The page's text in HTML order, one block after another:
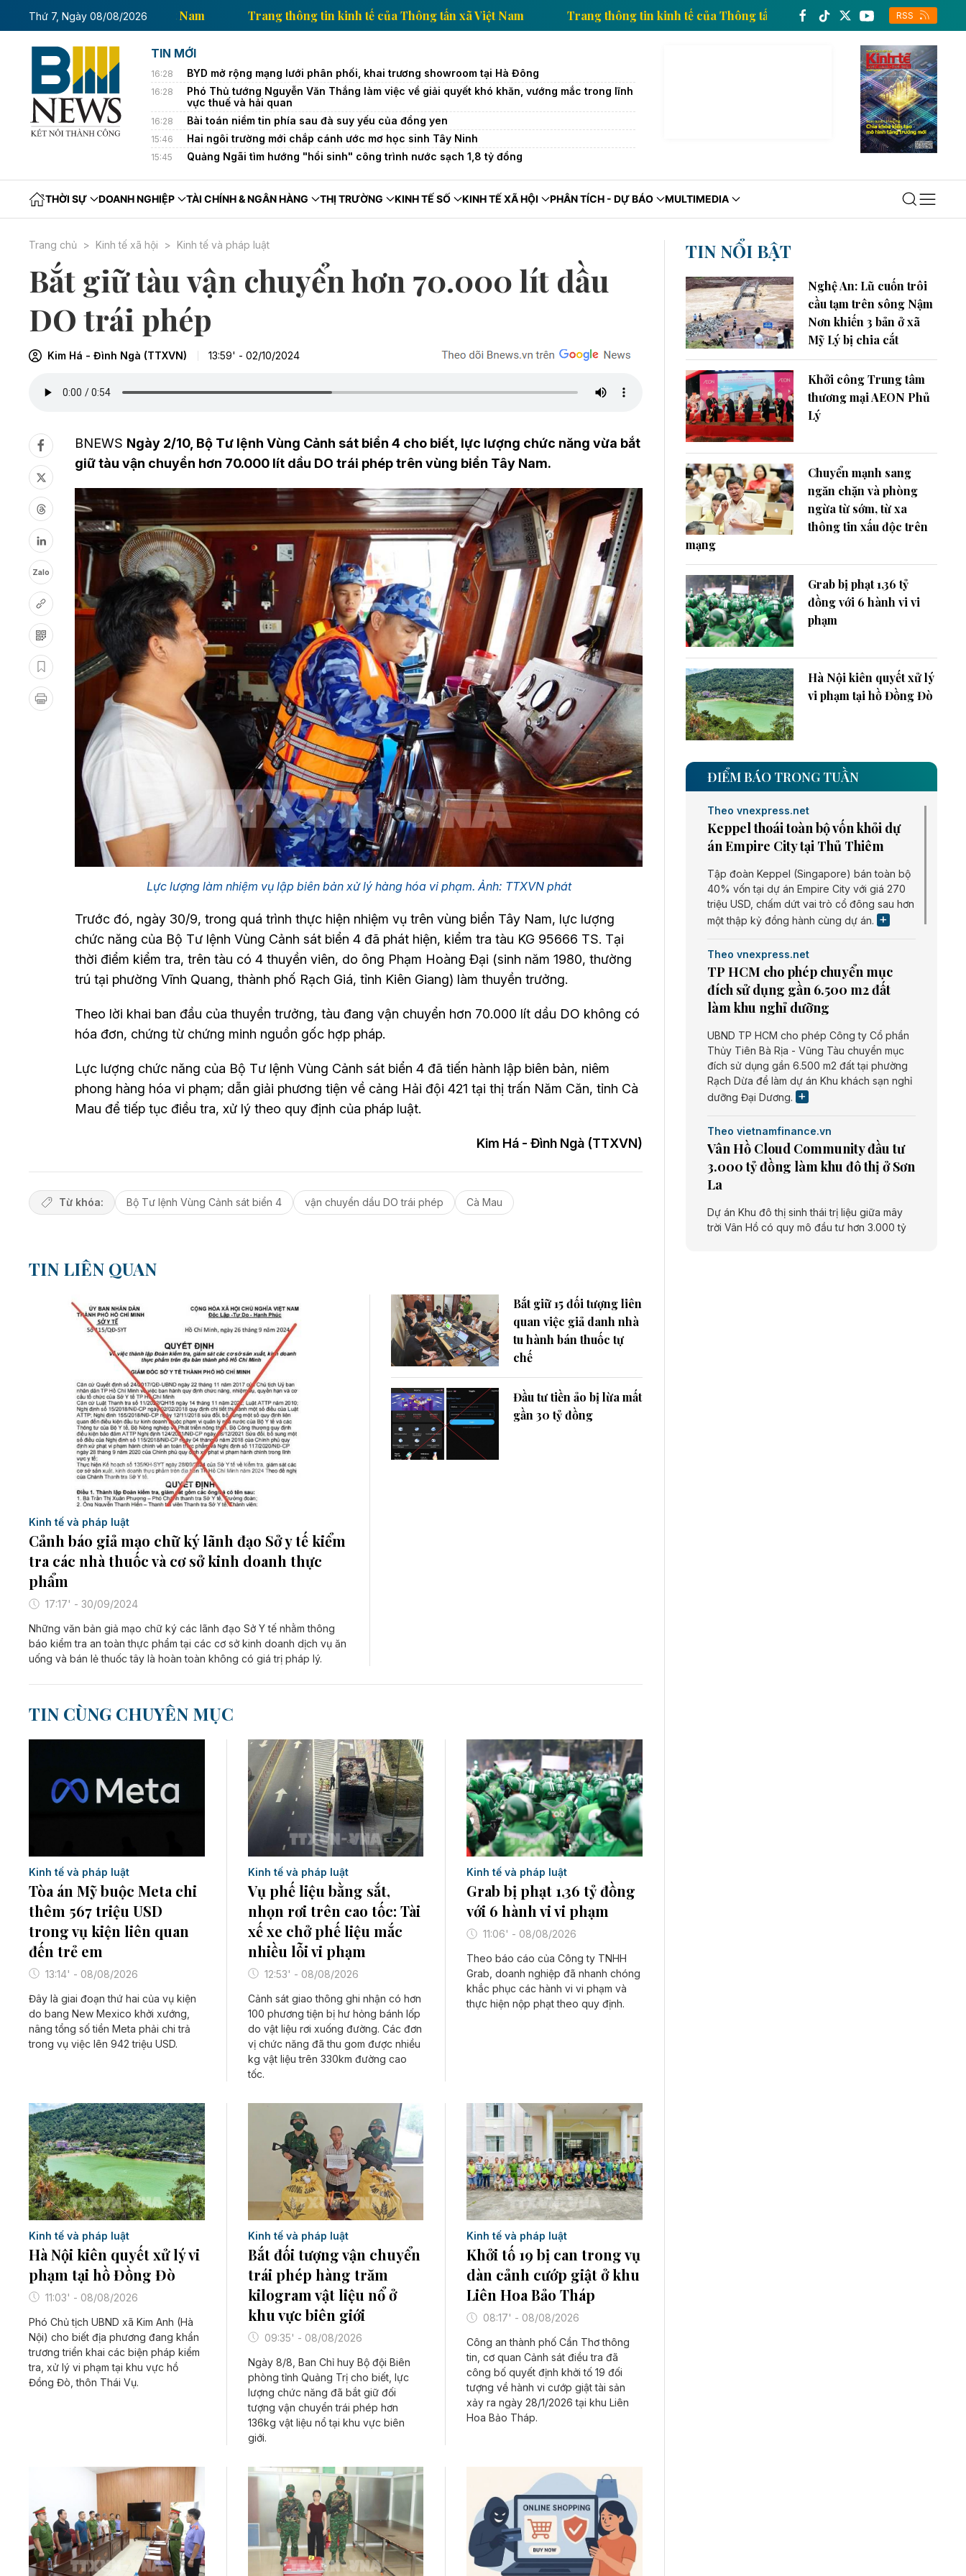
Thứ 7, Ngày 08/08/2026
thông tin kinh tế của Thông tấn xã Việt Nam Trang thông tin kinh tế của Thông tấn xã Việt Nam Trang thông tin kinh tế của Thông tấn xã Việt NamRSS
TIN MỚI
16:28 BYD mở rộng mạng lưới phân phối, khai trương showroom tại Hà Đông
16:28
Phó Thủ tướng Nguyễn Văn Thắng làm việc về giải quyết khó khăn, vướng mắc trong lĩnh
vực thuế và hải quan
16:28 Bài toán niềm tin phía sau đà suy yếu của đồng yen
15:46 Hai ngôi trường mới chắp cánh ước mơ học sinh Tây Ninh
15:45 Quảng Ngãi tìm hướng "hồi sinh" công trình nước sạch 1,8 tỷ đồng
THỜI SỰ DOANH NGHIỆP TÀI CHÍNH & NGÂN HÀNG THỊ TRƯỜNG KINH TẾ SỐ KINH TẾ XÃ HỘI PHÂN TÍCH - DỰ BÁO MULTIMEDIA
Trang chủ Kinh tế xã hội Kinh tế và pháp luật
Bắt giữ tàu vận chuyển hơn 70.000 lít dầu
DO trái phép
Kim Há - Đình Ngà (TTXVN) 13:59' - 02/10/2024
Zalo
BNEWS Ngày 2/10, Bộ Tư lệnh Vùng Cảnh sát biển 4 cho biết, lực lượng chức năng vừa bắt
giữ tàu vận chuyển hơn 70.000 lít dầu DO trái phép trên vùng biển Tây Nam.
Lực lượng làm nhiệm vụ lập biên bản xử lý hàng hóa vi phạm. Ảnh: TTXVN phát
Trước đó, ngày 30/9, trong quá trình thực hiện nhiệm vụ trên vùng biển Tây Nam, lực lượng
chức năng của Bộ Tư lệnh Vùng Cảnh sát biển 4 đã phát hiện, kiểm tra tàu KG 95666 TS. Tại
thời điểm kiểm tra, trên tàu có 4 thuyền viên, do ông Phạm Hoàng Đại (sinh năm 1980, thường
trú tại phường Vĩnh Quang, thành phố Rạch Giá, tỉnh Kiên Giang) làm thuyền trưởng.
Theo lời khai ban đầu của thuyền trưởng, tàu đang vận chuyển hơn 70.000 lít dầu DO không có
hóa đơn, chứng từ chứng minh nguồn gốc hợp pháp.
Lực lượng chức năng của Bộ Tư lệnh Vùng Cảnh sát biển 4 đã tiến hành lập biên bản, niêm
phong hàng hóa vi phạm; dẫn giải phương tiện về cảng Hải đội 421 tại thị trấn Năm Căn, tỉnh Cà
Mau để tiếp tục điều tra, xử lý theo quy định của pháp luật.
Kim Há - Đình Ngà (TTXVN)
Từ khóa: Bộ Tư lệnh Vùng Cảnh sát biển 4 vận chuyển dầu DO trái phép Cà Mau
TIN LIÊN QUAN
Kinh tế và pháp luật
Cảnh báo giả mạo chữ ký lãnh đạo Sở y tế kiểm
tra các nhà thuốc và cơ sở kinh doanh thực
phẩm
17:17' - 30/09/2024
Những văn bản giả mạo chữ ký các lãnh đạo Sở Y tế nhằm thông
báo kiểm tra an toàn thực phẩm tại các cơ sở kinh doanh dịch vụ ăn
uống và bán lẻ thuốc tây là hoàn toàn không có giá trị pháp lý.
Bắt giữ 15 đối tượng liên
quan việc giả danh nhà
tu hành bán thuốc tự
chế
Đầu tư tiền ảo bị lừa mất
gần 30 tỷ đồng
TIN CÙNG CHUYÊN MỤC
Kinh tế và pháp luật
Tòa án Mỹ buộc Meta chi
thêm 567 triệu USD
trong vụ kiện liên quan
đến trẻ em
13:14' - 08/08/2026
Đây là giai đoạn thứ hai của vụ kiện
do bang New Mexico khởi xướng,
nâng tổng số tiền Meta phải chi trả
trong vụ việc lên 942 triệu USD.
Kinh tế và pháp luật
Vụ phế liệu bằng sắt,
nhọn rơi trên cao tốc: Tài
xế xe chở phế liệu mắc
nhiều lỗi vi phạm
12:53' - 08/08/2026
Cảnh sát giao thông ghi nhận có hơn
100 phương tiện bị hư hỏng bánh lốp
do vật liệu rơi xuống đường. Các đơn
vị chức năng đã thu gom được nhiều
kg vật liệu trên 330km đường cao
tốc.
Kinh tế và pháp luật
Grab bị phạt 1,36 tỷ đồng
với 6 hành vi vi phạm
11:06' - 08/08/2026
Theo báo cáo của Công ty TNHH
Grab, doanh nghiệp đã nhanh chóng
khắc phục các hành vi vi phạm và
thực hiện nộp phạt theo quy định.
Kinh tế và pháp luật
Hà Nội kiên quyết xử lý vi
phạm tại hồ Đồng Đò
11:03' - 08/08/2026
Phó Chủ tịch UBND xã Kim Anh (Hà
Nội) cho biết địa phương đang khẩn
trương triển khai các biện pháp kiểm
tra, xử lý vi phạm tại khu vực hồ
Đồng Đò, thôn Thái Vụ.
Kinh tế và pháp luật
Bắt đối tượng vận chuyển
trái phép hàng trăm
kilogram vật liệu nổ ở
khu vực biên giới
09:35' - 08/08/2026
Ngày 8/8, Ban Chỉ huy Bộ đội Biên
phòng tỉnh Quảng Trị cho biết, lực
lượng chức năng đã bắt giữ đối
tượng vận chuyển trái phép hơn
136kg vật liệu nổ tại khu vực biên
giới.
Kinh tế và pháp luật
Khởi tố 19 bị can trong vụ
dàn cảnh cướp giật ở khu
Liên Hoa Bảo Tháp
08:17' - 08/08/2026
Công an thành phố Cần Thơ thông
tin, cơ quan Cảnh sát điều tra đã
công bố quyết định khởi tố 19 đối
tượng về hành vi cướp giật tài sản
xảy ra ngày 28/1/2026 tại khu Liên
Hoa Bảo Tháp.
TIN NỔI BẬT
Nghệ An: Lũ cuốn trôi
cầu tạm trên sông Nậm
Nơn khiến 3 bản ở xã
Mỹ Lý bị chia cắt
Khởi công Trung tâm
thương mại AEON Phủ
Lý
Chuyển mạnh sang
ngăn chặn và phòng
ngừa từ sớm, từ xa
thông tin xấu độc trên
mạng
Grab bị phạt 1,36 tỷ
đồng với 6 hành vi vi
phạm
Hà Nội kiên quyết xử lý
vi phạm tại hồ Đồng Đò
ĐIỂM BÁO TRONG TUẦN
Theo vnexpress.net
Keppel thoái toàn bộ vốn khỏi dự
án Empire City tại Thủ Thiêm
Tập đoàn Keppel (Singapore) bán toàn bộ
40% vốn tại dự án Empire City với giá 270
triệu USD, chấm dứt vai trò cổ đông sau hơn
một thập kỷ đồng hành cùng dự án.
Theo vnexpress.net
TP HCM cho phép chuyển mục
đích sử dụng gần 6.500 m2 đất
làm khu nghỉ dưỡng
UBND TP HCM cho phép Công ty Cổ phần
Thủy Tiên Bà Rịa - Vũng Tàu chuyển mục
đích sử dụng gần 6.500 m2 đất tại phường
Rạch Dừa để làm dự án Khu khách sạn nghỉ
dưỡng Đại Dương.
Theo vietnamfinance.vn
Vân Hồ Cloud Community đầu tư
3.000 tỷ đồng làm khu đô thị ở Sơn
La
Dự án Khu đô thị sinh thái trị liệu giữa mây
trời Vân Hồ có quy mô đầu tư hơn 3.000 tỷ